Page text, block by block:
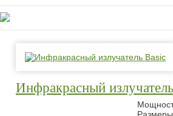
Инфракрасный